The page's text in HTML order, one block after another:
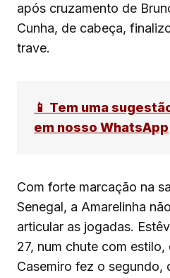
após cruzamento de
Cunha, de cabeça,
trave.
📱 Tem uma
em nosso WhatsApp
Com forte marcação na
Senegal, a Amarelinha
articular as jogadas.
27, num chute com
Casemiro fez o segundo,